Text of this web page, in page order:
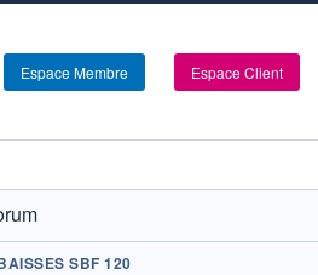
Espace Membre Espace Client
SBF 120